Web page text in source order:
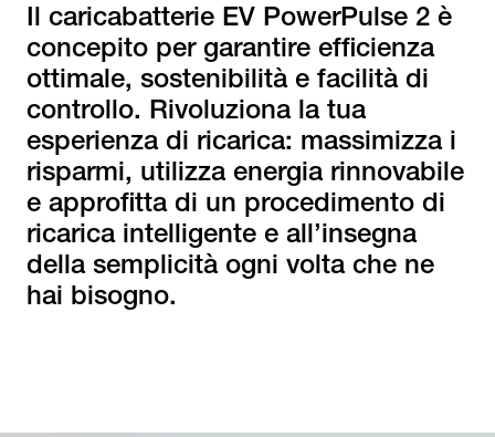
Il caricabatterie EV PowerPulse 2 è
concepito per garantire efficienza
ottimale, sostenibilità e facilità di
controllo. Rivoluziona la tua
esperienza di ricarica: massimizza i
risparmi, utilizza energia rinnovabile
e approfitta di un procedimento di
ricarica intelligente e all’insegna
della semplicità ogni volta che ne
hai bisogno.